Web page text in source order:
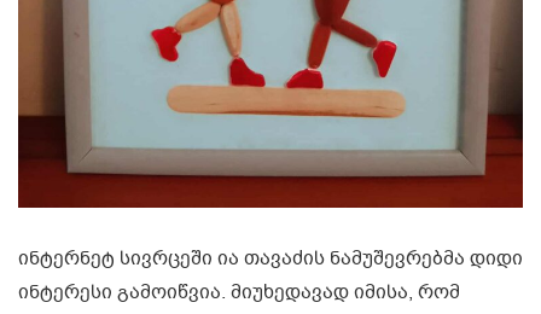
ინტერნეტ სივრცეში ია თავაძის ნამუშევრებმა დიდი
ინტერესი გამოიწვია. მიუხედავად იმისა, რომ